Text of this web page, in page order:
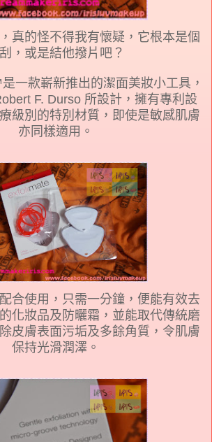
真的怪不得我有懷疑，它根本是個
，或是結他撥片吧？
一款嶄新推出的潔面美妝小工具，
F. Durso 所設計，擁有專利設
級別的特別材質，即使是敏感肌膚
亦同樣適用。
合使用，只需一分鐘，便能有效去
化妝品及防曬霜，並能取代傳統磨
皮膚表面污垢及多餘角質，令肌膚
保持光滑潤澤。